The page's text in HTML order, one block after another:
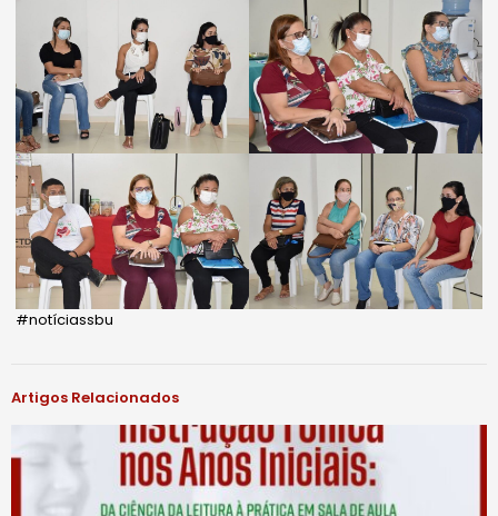
#notíciassbu
Artigos Relacionados